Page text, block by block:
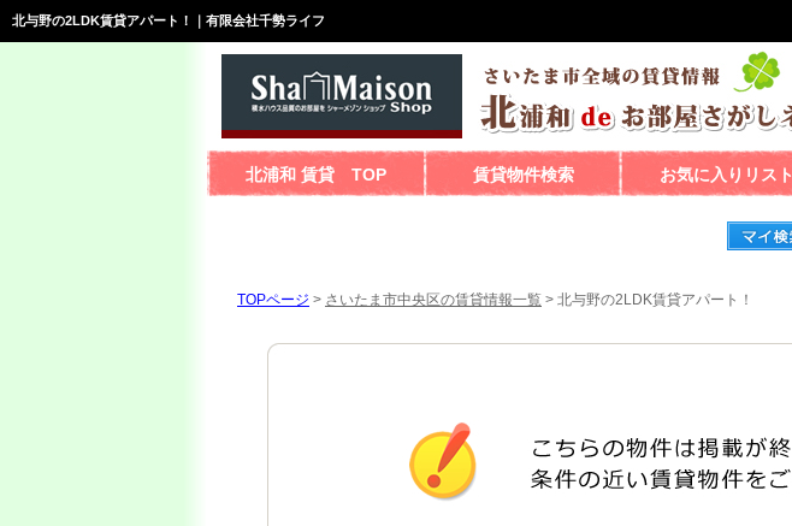
北与野の2LDK賃貸アパート！｜有限会社千勢ライフ
北浦和 賃貸 TOP 賃貸物件検索 お気に入りリスト
TOPページ > さいたま市中央区の賃貸情報一覧 > 北与野の2LDK賃貸アパート！